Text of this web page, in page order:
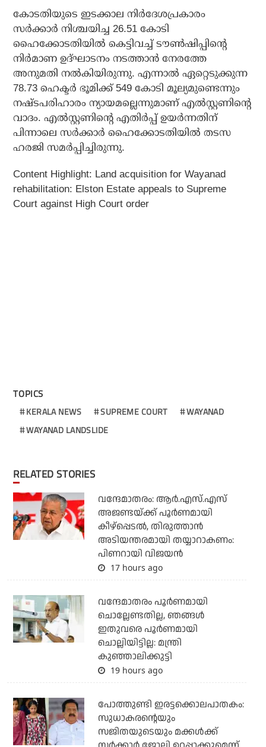
കോടതിയുടെ ഇടക്കാല നിര്‍ദേശപ്രകാരം
സര്‍ക്കാര്‍ നിശ്ചയിച്ച 26.51 കോടി
ഹൈക്കോടതിയില്‍ കെട്ടിവച്ച് ടൗണ്‍ഷിപ്പിന്റെ
നിര്‍മാണ ഉദ്ഘാടനം നടത്താന്‍ നേരത്തേ
അനുമതി നല്‍കിയിരുന്നു. എന്നാല്‍ ഏറ്റെടുക്കുന്ന
78.73 ഹെക്ടര്‍ ഭൂമിക്ക് 549 കോടി മൂല്യമുണ്ടെന്നും
നഷ്ടപരിഹാരം ന്യായമല്ലെന്നുമാണ് എല്‍സ്റ്റണിന്റെ
വാദം. എല്‍സ്റ്റണിന്റെ എതിര്‍പ്പ് ഉയര്‍ന്നതിന്
പിന്നാലെ സര്‍ക്കാര്‍ ഹൈക്കോടതിയില്‍ തടസ
ഹരജി സമര്‍പ്പിച്ചിരുന്നു.
Content Highlight: Land acquisition for Wayanad
rehabilitation: Elston Estate appeals to Supreme
Court against High Court order
TOPICS
KERALA NEWS SUPREME COURT
WAYANAD
WAYANAD LANDSLIDE
RELATED STORIES
വന്ദേമാതരം: ആര്‍.എസ്.എസ്
അജണ്ടയ്ക്ക് പൂര്‍ണമായി
കീഴ്‌പ്പെടല്‍, തിരുത്താന്‍
അടിയന്തരമായി തയ്യാറാകണം:
പിണറായി വിജയന്‍
17 hours ago
വന്ദേമാതരം പൂര്‍ണമായി
ചൊല്ലേണ്ടതില്ല, ഞങ്ങള്‍
ഇതുവരെ പൂര്‍ണമായി
ചൊല്ലിയിട്ടില്ല: മന്ത്രി
കുഞ്ഞാലിക്കുട്ടി
19 hours ago
പോത്തുണ്ടി ഇരട്ടക്കൊലപാതകം:
സുധാകരന്റെയും
സജിതയുടെയും മക്കള്‍ക്ക്